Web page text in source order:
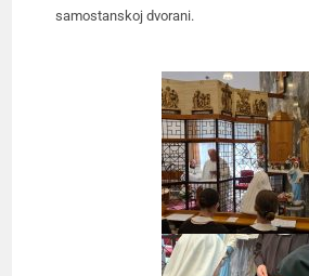
samostanskoj dvorani.